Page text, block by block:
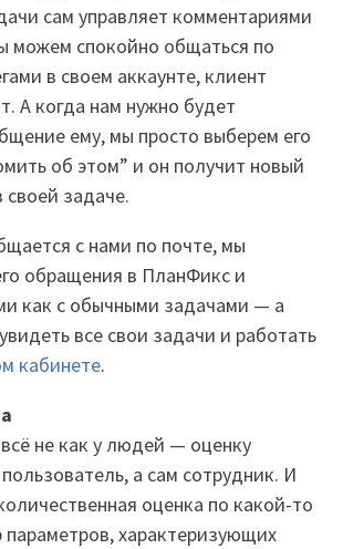
сам управляет комментариями
можем спокойно общаться по
в своем аккаунте, клиент
А когда нам нужно будет
ему, мы просто выберем его
об этом” и он получит новый
задаче.
с нами по почте, мы
обращения в ПланФикс и
как с обычными задачами — а
все свои задачи и работать
кабинете.
не как у людей — оценку
а сам сотрудник. И
оценка по какой-то
параметров, характеризующих